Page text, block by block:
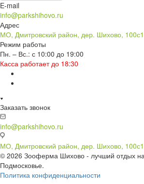
E-mail
info@parkshihovo.ru
Адрес
МО, Дмитровский район, дер. Шихово, 100с1
Режим работы
Пн. – Вс.: с 10:00 до 19:00
Касса работает до 18:30
Заказать звонок
info@parkshihovo.ru
МО, Дмитровский район, дер. Шихово, 100с1
© 2026 Зооферма Шихово - лучший отдых
Подмосковье.
Политика конфиденциальности